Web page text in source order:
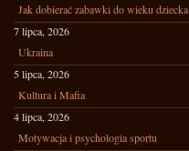
Jak dobierać zabawki do wieku dziecka
7 lipca, 2026
Ukraina
5 lipca, 2026
Kultura i Mafia
4 lipca, 2026
Motywacja i psychologia sportu